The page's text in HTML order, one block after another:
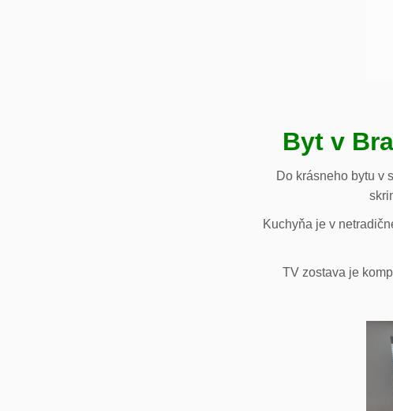
Byt v
Do krásneho bytu v
Kuchyňa je v
TV zostava je